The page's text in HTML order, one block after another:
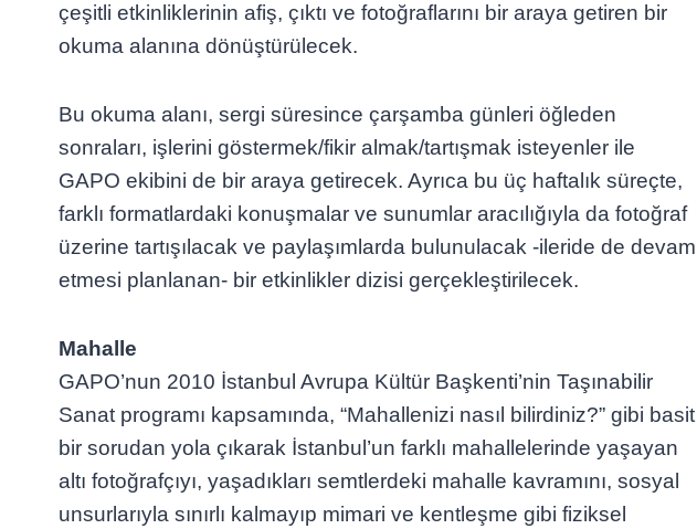
çeşitli etkinliklerinin afiş, çıktı ve fotoğraflarını bir araya getiren bir
okuma alanına dönüştürülecek.
Bu okuma alanı, sergi süresince çarşamba günleri öğleden
sonraları, işlerini göstermek/fikir almak/tartışmak isteyenler ile
GAPO ekibini de bir araya getirecek. Ayrıca bu üç haftalık süreçte,
farklı formatlardaki konuşmalar ve sunumlar aracılığıyla da fotoğraf
üzerine tartışılacak ve paylaşımlarda bulunulacak -ileride de devam
etmesi planlanan- bir etkinlikler dizisi gerçekleştirilecek.
Mahalle
GAPO’nun 2010 İstanbul Avrupa Kültür Başkenti’nin Taşınabilir
Sanat programı kapsamında, “Mahallenizi nasıl bilirdiniz?” gibi basit
bir sorudan yola çıkarak İstanbul’un farklı mahallelerinde yaşayan
altı fotoğrafçıyı, yaşadıkları semtlerdeki mahalle kavramını, sosyal
unsurlarıyla sınırlı kalmayıp mimari ve kentleşme gibi fiziksel